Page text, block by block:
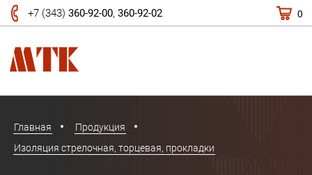
+7 (343) 360-92-00, 360-92-02 0
Главная
Продукция
Изоляция стрелочная, торцевая, прокладки